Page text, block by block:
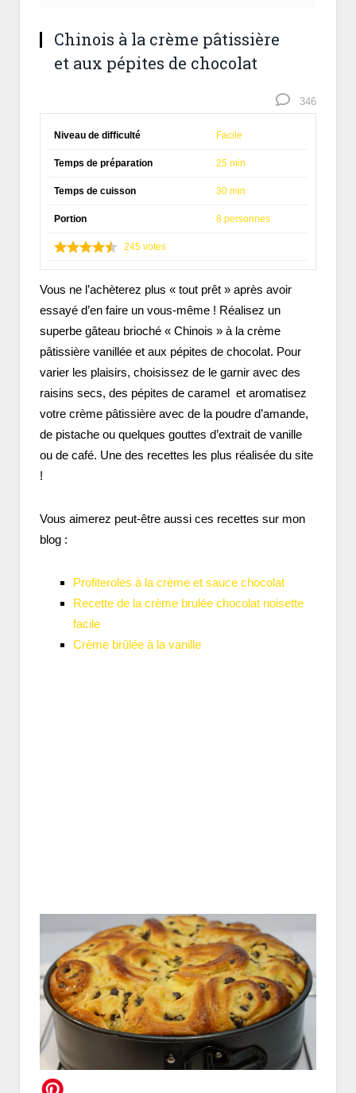
Chinois à la crème pâtissière
et aux pépites de chocolat
346
Niveau de difficulté Facile
Temps de préparation 25 min
Temps de cuisson 30 min
Portion 8 personnes
245 votes
Vous ne l’achèterez plus « tout prêt » après avoir
essayé d’en faire un vous-même ! Réalisez un
superbe gâteau brioché « Chinois » à la crème
pâtissière vanillée et aux pépites de chocolat. Pour
varier les plaisirs, choisissez de le garnir avec des
raisins secs, des pépites de caramel et aromatisez
votre crème pâtissière avec de la poudre d’amande,
de pistache ou quelques gouttes d’extrait de vanille
ou de café. Une des recettes les plus réalisée du site
!
Vous aimerez peut-être aussi ces recettes sur mon
blog :
Profiteroles à la crème et sauce chocolat
Recette de la crème brulée chocolat noisette
facile
Crème brûlée à la vanille